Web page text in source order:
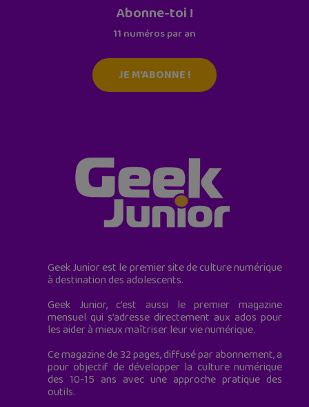
Abonne-toi !
11 numéros par an
JE M'ABONNE !
Geek Junior est le premier site de culture numérique
à destination des adolescents.
Geek Junior, c’est aussi le premier magazine
mensuel qui s’adresse directement aux ados pour
les aider à mieux maîtriser leur vie numérique.
Ce magazine de 32 pages, diffusé par abonnement, a
pour objectif de développer la culture numérique
des 10-15 ans avec une approche pratique des
outils.